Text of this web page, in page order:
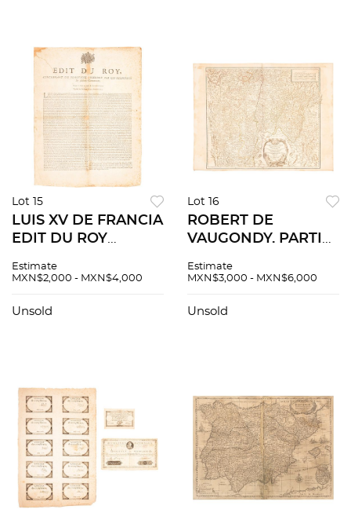
Lot 15
LUIS XV DE FRANCIA
EDIT DU ROY
BÉNÉFICES
RELIGIEUX DE
Estimate
MXN$2,000 - MXN$4,000
Unsold
Lot 16
ROBERT DE
VAUGONDY. PARTIE
GOUVERNEMENT
BOURGOGNE. PARÍS,
Estimate
MXN$3,000 - MXN$6,000
Unsold